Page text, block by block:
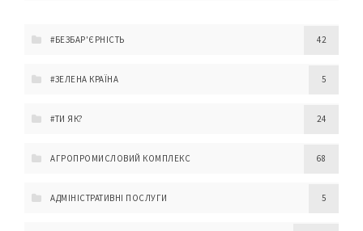
#БЕЗБАР'ЄРНІСТЬ 42
#ЗЕЛЕНА КРАЇНА 5
#ТИ ЯК? 24
АГРОПРОМИСЛОВИЙ КОМПЛЕКС 68
АДМІНІСТРАТИВНІ ПОСЛУГИ 5